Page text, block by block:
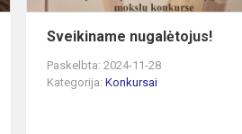
Sveikiname nugalėtojus!
Paskelbta: 2024-11-28
Kategorija:Konkursai